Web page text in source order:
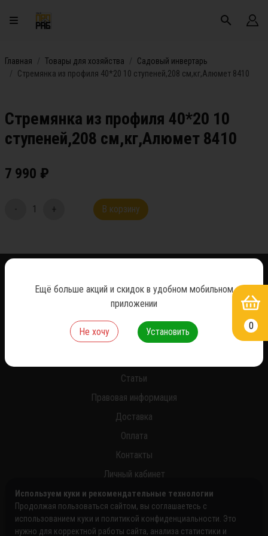
Главная Товары для хозяйства
Садовый инвертарь
Стремянка из профиля 40*20 10 ступеней,208 см,кг,Алюмет 8410
Стремянка из профиля 40*20 10
ступеней,208 см,кг,Алюмет 8410
7 990 ₽
- 1 + В корзину
*
О нас
Статьи
Правовая информация
Доставка
Оплата
Контакты
Личный кабинет
0
Используем куки и рекомендательные технологии
Продолжая пользоваться сайтом, вы соглашаетесь с
использованием куки и политикой конфиденциальности. Это
нужно для корректной работы сайта, анализа статистики и
Ещё больше акций и скидок в удобном мобильном
приложении
Не хочу Установить